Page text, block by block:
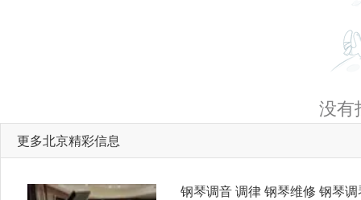
没有
更多北京精彩信息
钢琴调音 调律 钢琴维修 钢琴调